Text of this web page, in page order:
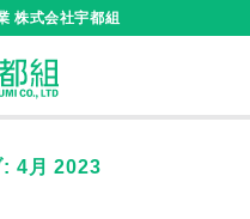
株式会社宇都組
4月 2023